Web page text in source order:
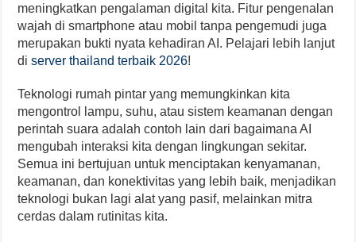
meningkatkan pengalaman digital kita. Fitur pengenalan
wajah di smartphone atau mobil tanpa pengemudi juga
merupakan bukti nyata kehadiran AI. Pelajari lebih lanjut
diserver thailand terbaik 2026!
Teknologi rumah pintar yang memungkinkan kita
mengontrol lampu, suhu, atau sistem keamanan dengan
perintah suara adalah contoh lain dari bagaimana AI
mengubah interaksi kita dengan lingkungan sekitar.
Semua ini bertujuan untuk menciptakan kenyamanan,
keamanan, dan konektivitas yang lebih baik, menjadikan
teknologi bukan lagi alat yang pasif, melainkan mitra
cerdas dalam rutinitas kita.